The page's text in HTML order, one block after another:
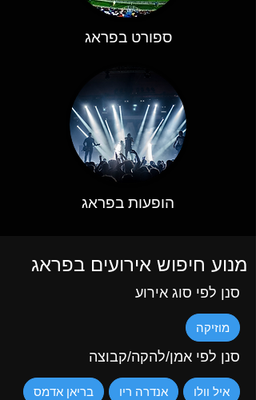
ספורט בפראג
הופעות בפראג
מנוע חיפוש אירועים בפראג
סנן לפי סוג אירוע
מוזיקה
סנן לפי אמן/להקה/קבוצה
איל וולו אנדרה ריו בריאן אדמס